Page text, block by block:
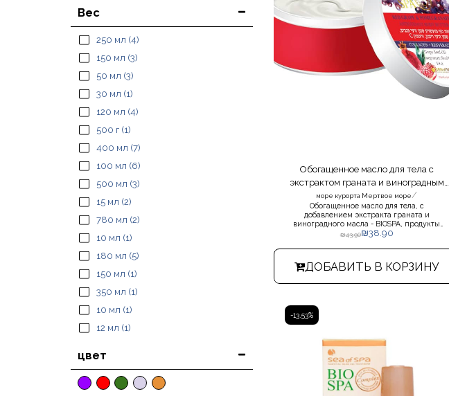
цвет
Вес
250 мл (4)
150 мл (3)
50 мл (3)
30 мл (1)
120 мл (4)
500 г(1)
400 мл (7)
100 мл (6)
500 мл (3)
15 мл (2)
780 мл (2)
10 мл (1)
180 мл (5)
150 мл (1)
350 мл (1)
10 мл (1)
12 мл (1)
Обогащенное масло для тела с
экстрактом граната и виноградным
маслом - BIOSPA
море курорта Мертвое море/
Обогащенное масло для тела, с
добавлением экстракта граната и
виноградного масла - BIOSPA, продукты
Мертвого моря, интенсивное масло для
для ухода за кожей и длительного
приятный аромат.
₪43.90₪38.90
ДОБАВИТЬ В КОРЗИНУ
-13.53%